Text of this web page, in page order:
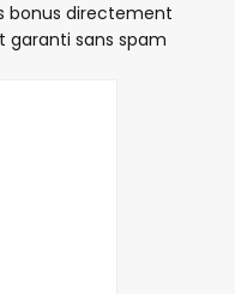
bonus directement
sans spam